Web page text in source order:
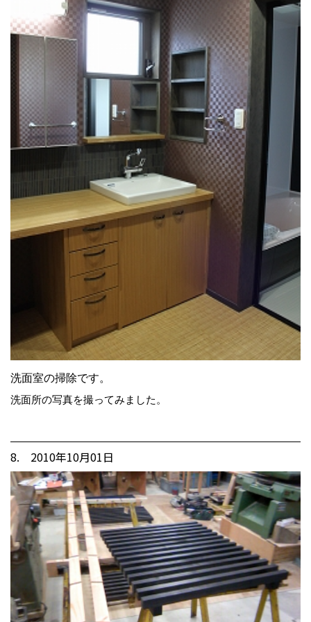
洗面室の掃除です。
洗面所の写真を撮ってみました。
8. 2010年10月01日